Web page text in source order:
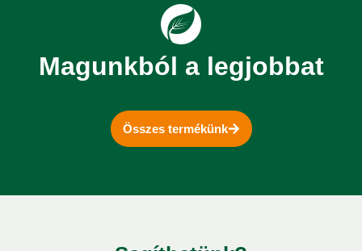
Magunkból a legjobbat
Összes termékünk